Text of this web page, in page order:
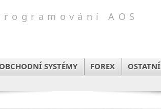
AOS
SYSTÉMY FOREX OSTATNÍ